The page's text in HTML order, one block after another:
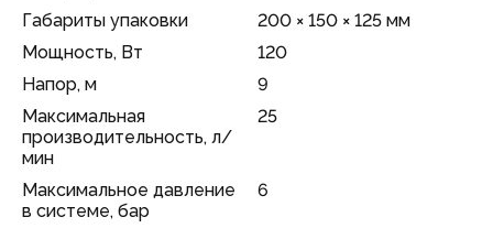
Габариты упаковки
200 × 150 × 125 мм
Мощность, Вт
120
Напор, м
9
Максимальная
производительность, л/
мин
25
Максимальное давление
в системе, бар
6